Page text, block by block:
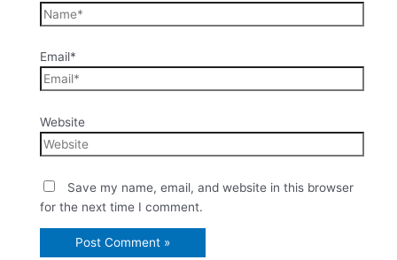
Email*
Website
Save my name, email, and website in this browser
for the next time I comment.